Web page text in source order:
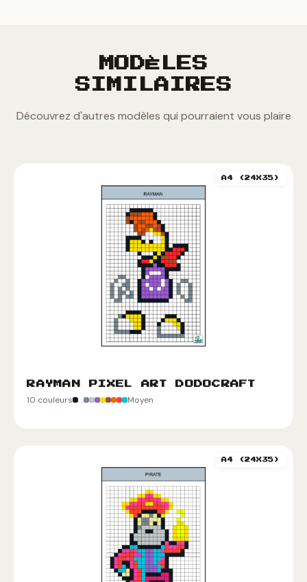
MODÈLES
SIMILAIRES
Découvrez d'autres modèles qui pourraient vous plaire
A4 (24X35)
RAYMAN PIXEL ART DODOCRAFT
10 couleurs Moyen
A4 (24X35)